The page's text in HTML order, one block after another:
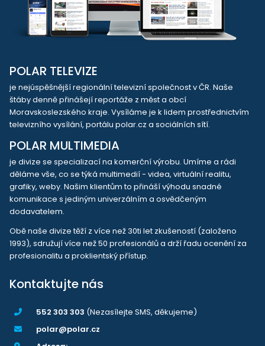
POLAR TELEVIZE
je nejúspěšnější regionální televizní společnost v ČR. Naše
štáby denně přinášejí reportáže z měst a obcí
Moravskoslezského kraje. Vysíláme je k lidem prostřednictvím
televizního vysílání, portálu polar.cz a sociálních sítí.
POLAR MULTIMEDIA
je divize se specializací na komerční výrobu. Umíme a rádi
děláme vše, co se týká multimedií - videa, virtuální realitu,
grafiky, weby. Našim klientům to přináší výhodu snadné
komunikace s jediným univerzálním a osvědčeným
dodavatelem.
Obě naše divize těží z více než 30ti let zkušeností (založeno
1993), sdružují více než 50 profesionálů a drží řadu ocenění za
profesionalitu a proklientský přístup.
Kontaktujte nás
552 303 303 (Nezasílejte SMS, děkujeme)
polar@polar.cz